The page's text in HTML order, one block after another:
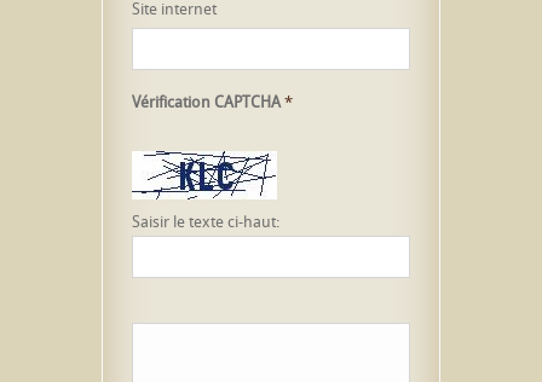
Site internet
Vérification CAPTCHA*
Saisir le texte ci-haut: